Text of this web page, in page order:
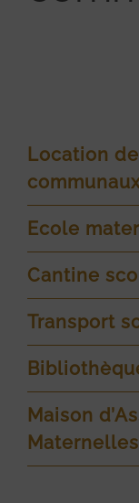
Location
Ecole
Cantine
Transport
Maison
Maternelles